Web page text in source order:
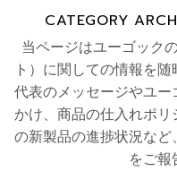
CATEGORY
当ページはユーゴック
ト）に関しての情報を
代表のメッセージやユ
かけ、商品の仕入れポ
の新製品の進捗状況な
をご報